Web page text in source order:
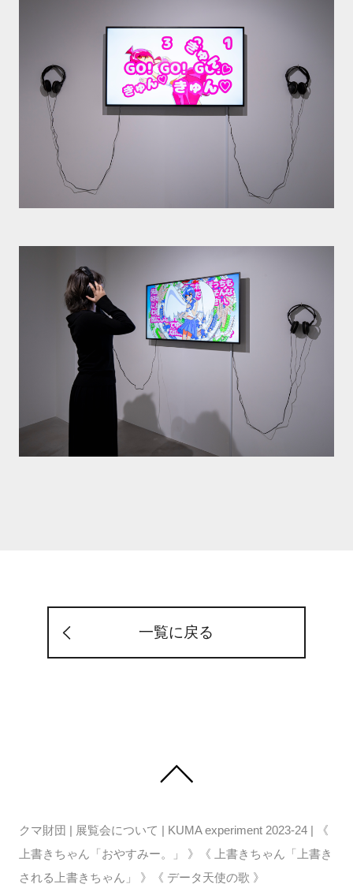
一覧に戻る
クマ財団 | 展覧会について | KUMA experiment 2023-24|
《
上書きちゃん「おやすみー。」 》《 上書きちゃん「上書き
される上書きちゃん」 》《 データ天使の歌 》